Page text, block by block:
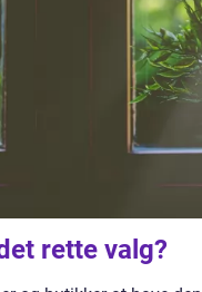
rette valg?